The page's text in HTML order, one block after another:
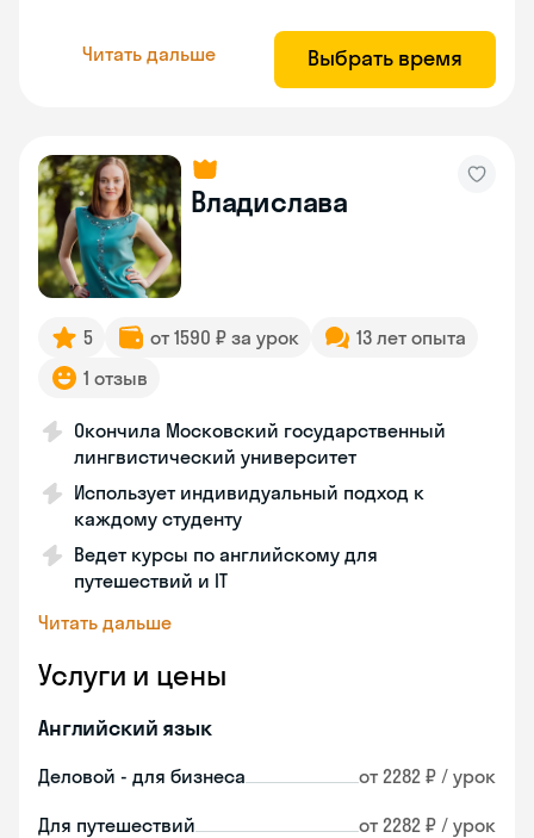
Читать дальше Выбрать время
Владислава
5 от 1590 ₽ за урок
13 лет опыта
1 отзыв
Окончила Московский государственный
лингвистический университет
Использует индивидуальный подход к
каждому студенту
Ведет курсы по английскому для
путешествий и IT
Читать дальше
Услуги и цены
Английский язык
Деловой - для бизнеса от 2282 ₽ / урок
Для путешествий от 2282 ₽ / урок